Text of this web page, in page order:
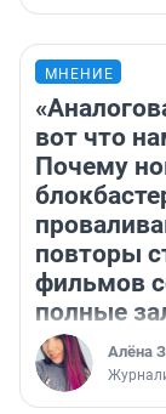
МНЕНИЕ
вот что
Почему
повторы
фильмов
полные
Алёна